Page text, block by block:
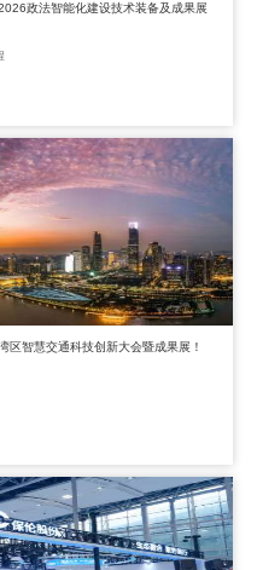
政法智能化建设技术装备及成果展
智慧交通科技创新大会暨成果展！